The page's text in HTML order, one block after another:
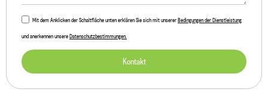
Mit dem Anklicken der Schaltfläche unten erklären Sie sich mit unserer Bedingungen der Dienstleistung
und anerkennen unsere Datenschutzbestimmungen.
Kontakt